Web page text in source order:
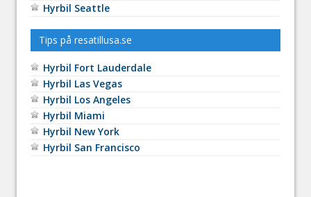
Hyrbil Seattle
Tips på resatillusa.se
Hyrbil Fort Lauderdale
Hyrbil Las Vegas
Hyrbil Los Angeles
Hyrbil Miami
Hyrbil New York
Hyrbil San Francisco